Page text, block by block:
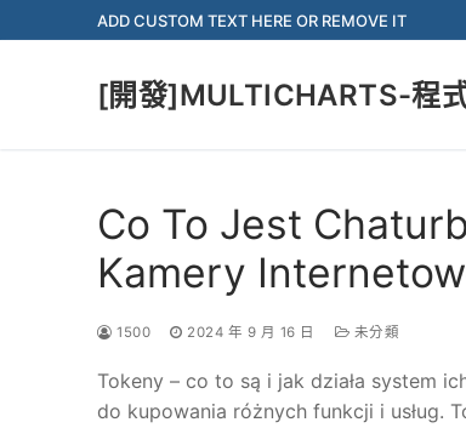
to
ADD CUSTOM TEXT HERE OR REMOVE IT
[開發]MULTICHARTS-程
Co To Jest
Kamery
1500 2024 年 9 月 16 日 未分類
Tokeny – co to są i jak działa system
do kupowania różnych funkcji i usług.